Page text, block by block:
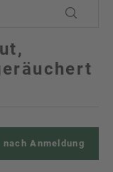
Anmeldung